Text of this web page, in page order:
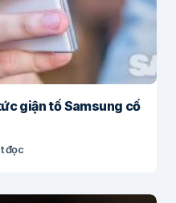
giận tố Samsung cố
đọc